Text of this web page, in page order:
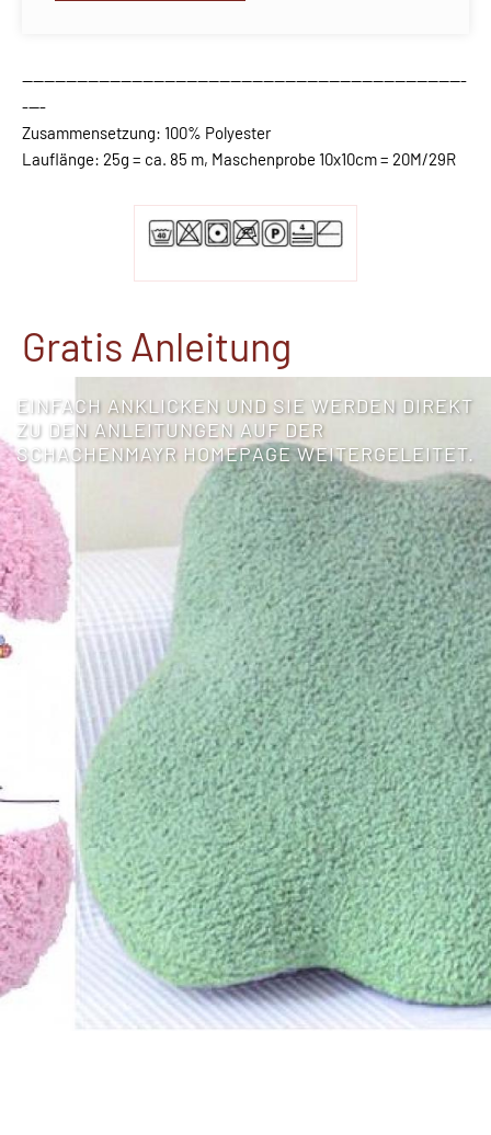
---------------------------------------------------------------------------------
----
Zusammensetzung: 100% Polyester
Lauflänge: 25g = ca. 85 m, Maschenprobe 10x10cm = 20M/29R
Gratis Anleitung
EINFACH ANKLICKEN UND SIE WERDEN DIREKT
ZU DEN ANLEITUNGEN AUF DER
SCHACHENMAYR HOMEPAGE WEITERGELEITET.